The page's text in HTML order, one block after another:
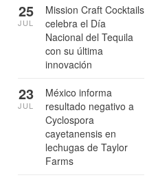
Mission Craft Cocktails
celebra el Día
Nacional del Tequila
con su última
innovación
25
JUL
México informa
resultado negativo a
Cyclospora
cayetanensis en
lechugas de Taylor
Farms
23
JUL